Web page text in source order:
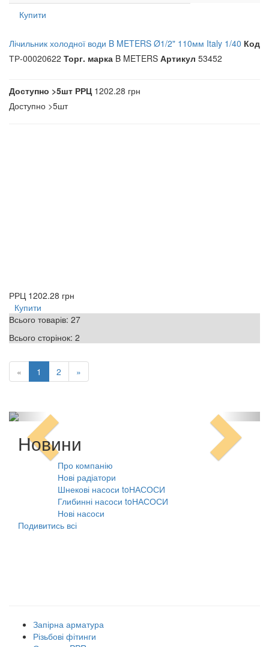
Купити
Лічильник холодної води B METERS Ø1/2" 110мм Italy 1/40 Код
ТР-00020622 Торг. марка B METERS Артикул 53452
Доступно >5шт РРЦ1202.28 грн
Доступно >5шт
РРЦ 1202.28 грн
Купити
Всього товарів: 27
Всього сторінок: 2
« 1 2 »
Новини
Про компанію
Нові радіатори
Шнекові насоси toНАСОСИ
Глибинні насоси toНАСОСИ
Нові насоси
Подивитись всі
Запірна арматура
Різьбові фітинги